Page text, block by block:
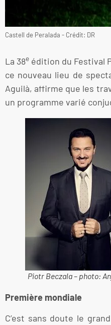
Castell de Peralada - Crédit: DR
La 38e édition du Festival
ce nouveau lieu de
Aguilà, affirme que les
un programme varié
Piotr Beczala – photo:
Première mondiale
C’est sans doute le